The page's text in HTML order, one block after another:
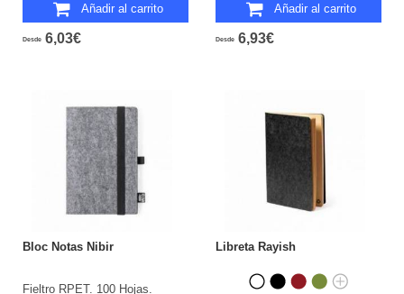
Añadir al carrito
Desde 6,03€
Añadir al carrito
Desde 6,93€
Bloc Notas Nibir
Fieltro RPET. 100 Hojas.
Libreta Rayish